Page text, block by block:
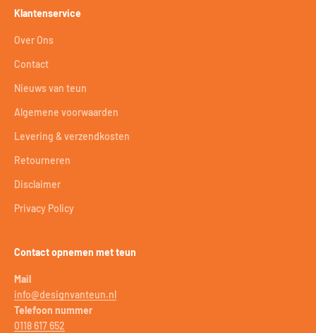
Klantenservice
Over Ons
Contact
Nieuws van teun
Algemene voorwaarden
Levering & verzendkosten
Retourneren
Disclaimer
Privacy Policy
Contact opnemen met teun
Mail
info@designvanteun.nl
Telefoon nummer
0118 617 652